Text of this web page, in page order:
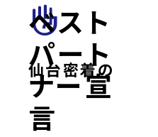
front_hand
仙台密着の
ベスト
パート
ナー宣
言